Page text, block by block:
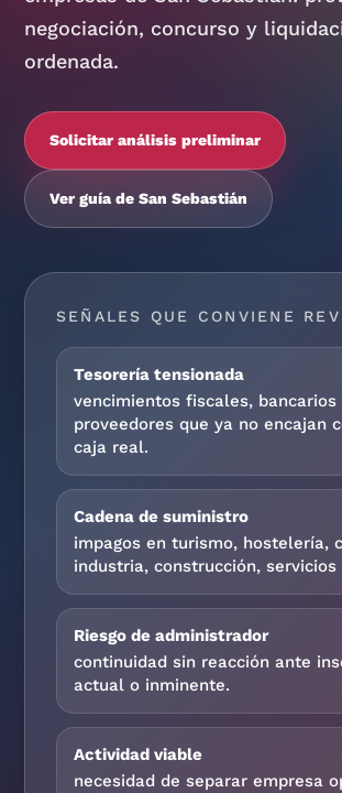
negociación, concurso y
ordenada.
Solicitar análisis preliminar
Ver guía de San Sebastián
SEÑALES QUE CONVIENE
Tesorería tensionada
vencimientos fiscales, bancarios
proveedores que ya no encajan
caja real.
Cadena de suministro
impagos en turismo, hostelería,
industria, construcción, servicios
Riesgo de administrador
continuidad sin reacción ante
actual o inminente.
Actividad viable
necesidad de separar empresa